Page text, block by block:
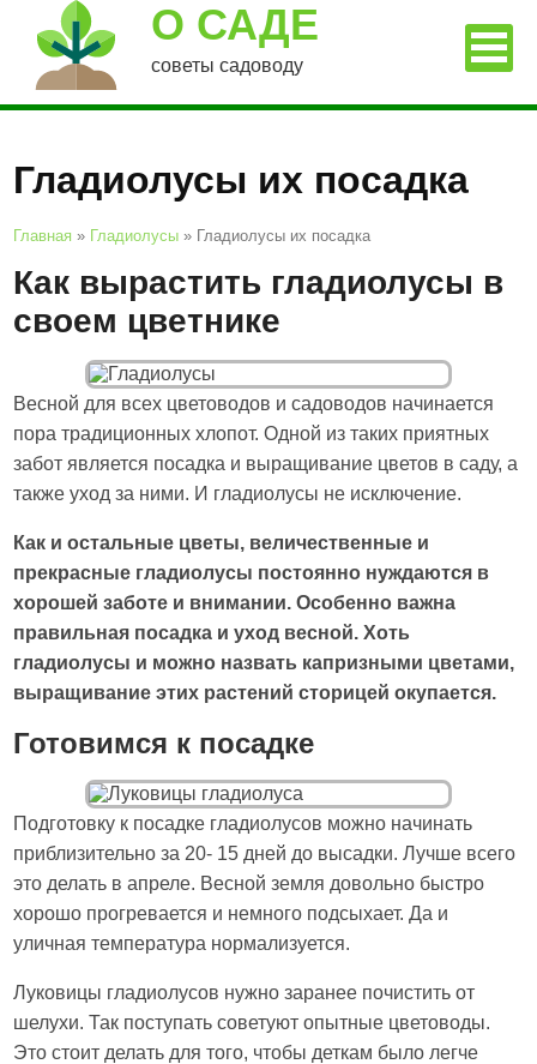
О САДЕ
советы садоводу
Гладиолусы их посадка
Главная » Гладиолусы » Гладиолусы их посадка
Как вырастить гладиолусы в
своем цветнике
Весной для всех цветоводов и садоводов начинается
пора традиционных хлопот. Одной из таких приятных
забот является посадка и выращивание цветов в саду, а
также уход за ними. И гладиолусы не исключение.
Как и остальные цветы, величественные и
прекрасные гладиолусы постоянно нуждаются в
хорошей заботе и внимании. Особенно важна
правильная посадка и уход весной. Хоть
гладиолусы и можно назвать капризными цветами,
выращивание этих растений сторицей окупается.
Готовимся к посадке
Подготовку к посадке гладиолусов можно начинать
приблизительно за 20- 15 дней до высадки. Лучше всего
это делать в апреле. Весной земля довольно быстро
хорошо прогревается и немного подсыхает. Да и
уличная температура нормализуется.
Луковицы гладиолусов нужно заранее почистить от
шелухи. Так поступать советуют опытные цветоводы.
Это стоит делать для того, чтобы деткам было легче